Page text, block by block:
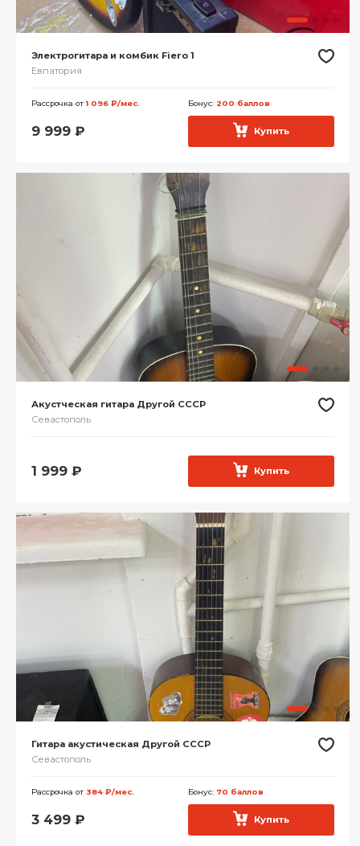
Электрогитара и комбик Fiero 1
Евпатория
Рассрочка от1 096 ₽/мес. Бонус: 200 баллов
9 999 ₽ Купить
Акустческая гитара Другой СССР
Севастополь
1 999 ₽ Купить
Гитара акустическая Другой СССР
Севастополь
Рассрочка от 384 ₽/мес. Бонус: 70 баллов
3 499 ₽ Купить